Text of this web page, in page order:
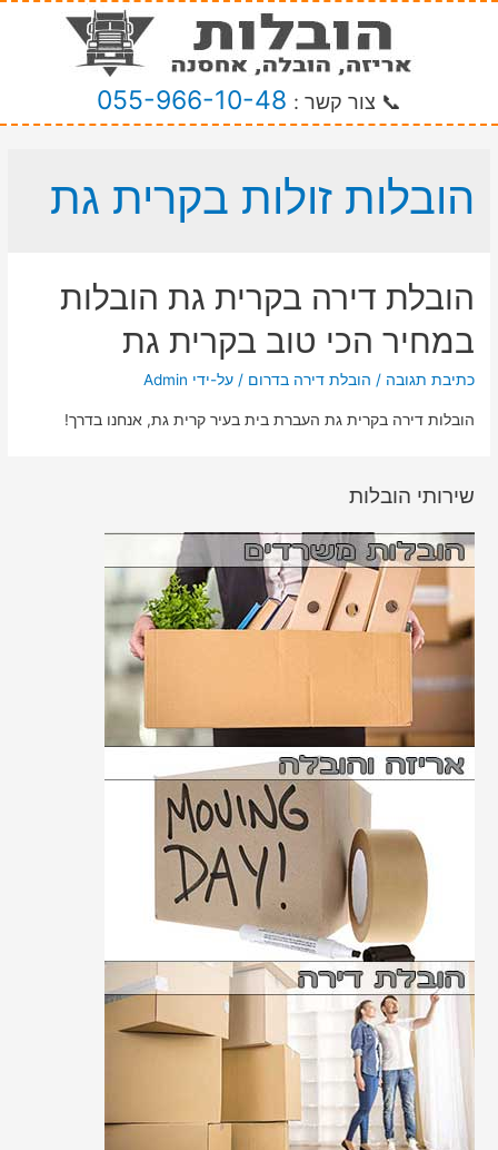
📞 צור קשר : 055-966-10-48
הובלות זולות בקרית גת
הובלת דירה בקרית גת הובלות
במחיר הכי טוב בקרית גת
כתיבת תגובה / הובלת דירה בדרום / על-ידי Admin
הובלות דירה בקרית גת העברת בית בעיר קרית גת, אנחנו בדרך!
שירותי הובלות